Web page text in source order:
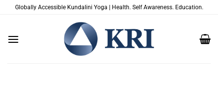
SaltaGlobally Accessible Kundalini Yoga | Health. Self Awareness. Education.